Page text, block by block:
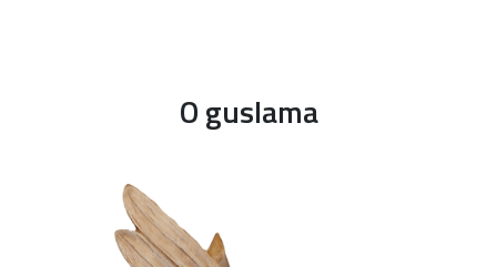
O guslama